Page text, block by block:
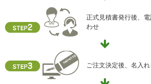
クッキーやウェブビーコン等を用いるな
易に認識できない方法による個人情報の
ません。
i) 個人情報保護方針
当社ホームページの個人情報保護方針を
正式見積書発行後、
わせ
ご注文決定後、名入